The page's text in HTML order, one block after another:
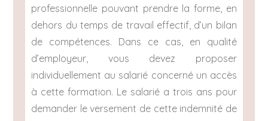
professionnelle pouvant prendre la forme, en
dehors du temps de travail effectif, d’un bilan
de compétences. Dans ce cas, en qualité
d’employeur, vous devez proposer
individuellement au salarié concerné un accès
à cette formation. Le salarié a trois ans pour
demander le versement de cette indemnité de